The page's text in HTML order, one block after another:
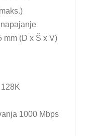
mm (D x Š x V)
1000 Mbps